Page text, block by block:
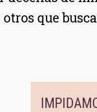
otros que